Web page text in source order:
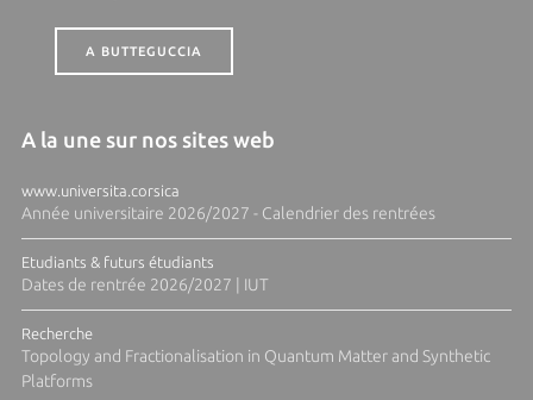
A BUTTEGUCCIA
A la une sur nos sites web
www.universita.corsica
Année universitaire 2026/2027 - Calendrier des rentrées
Etudiants & futurs étudiants
Dates de rentrée 2026/2027 | IUT
Recherche
Topology and Fractionalisation in Quantum Matter and Synthetic
Platforms